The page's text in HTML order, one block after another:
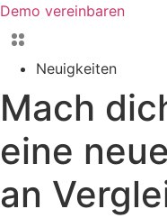
Demo vereinbaren
Neuigkeiten
Mach
eine
an